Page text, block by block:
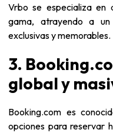
Vrbo se especializa en
gama, atrayendo a un
exclusivas y memorables.
3.
global y
Booking.com es
opciones para reservar